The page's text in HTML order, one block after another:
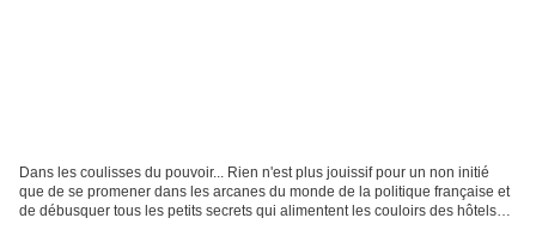
Dans les coulisses du pouvoir... Rien n'est plus jouissif pour un non initié
que de se promener dans les arcanes du monde de la politique française et
de débusquer tous les petits secrets qui alimentent les couloirs des hôtels